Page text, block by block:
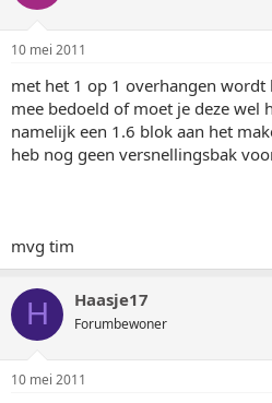
10 mei 2011
met het 1 op 1 overhangen
mee bedoeld of moet je deze wel
namelijk een 1.6 blok aan het
heb nog geen versnellingsbak
mvg tim
H Haasje17
Forumbewoner
10 mei 2011